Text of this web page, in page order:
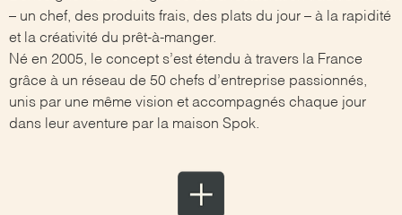
– un chef, des produits frais, des plats du jour – à la rapidité
et la créativité du prêt-à-manger.
Né en 2005, le concept s’est étendu à travers la France
grâce à un réseau de 50 chefs d’entreprise passionnés,
unis par une même vision et accompagnés chaque jour
dans leur aventure par la maison Spok.